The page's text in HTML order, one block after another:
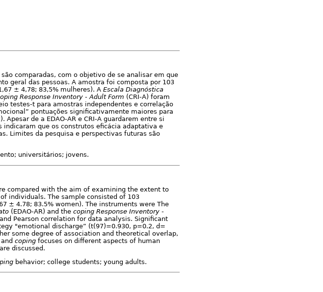
são comparadas, com o objetivo de se analisar em que
geral das pessoas. A amostra foi composta por 103
± 4,78; 83,5% mulheres). A Escala Diagnóstica
Response Inventory - Adult Form (CRI-A) foram
testes-t para amostras independentes e correlação
pontuações significativamente maiores para
de a EDAO-AR e CRI-A guardarem entre si
indicaram que os construtos eficácia adaptativa e
Limites da pesquisa e perspectivas futuras são
universitários; jovens.
compared with the aim of examining the extent to
individuals. The sample consisted of 103
± 4.78; 83.5% women). The instruments were The
(EDAO-AR) and the coping Response Inventory -
Pearson correlation for data analysis. Significant
"emotional discharge” (t(97)=0.930, p=0.2, d=
some degree of association and theoretical overlap,
coping focuses on different aspects of human
discussed.
behavior; college students; young adults.